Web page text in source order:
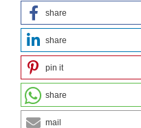
share
share
pin it
share
mail